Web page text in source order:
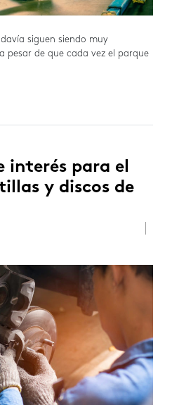
siguen siendo muy
pesar de que cada vez el parque
interés para el
y discos de